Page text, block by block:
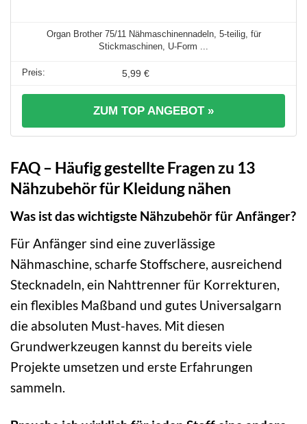
Organ Brother 75/11 Nähmaschinennadeln, 5-teilig, für
Stickmaschinen, U-Form ...
5,99 €
ZUM TOP ANGEBOT »
FAQ – Häufig gestellte Fragen zu 13
Nähzubehör für Kleidung nähen
Was ist das wichtigste Nähzubehör für Anfänger?
Für Anfänger sind eine zuverlässige
Nähmaschine, scharfe Stoffschere, ausreichend
Stecknadeln, ein Nahttrenner für Korrekturen,
ein flexibles Maßband und gutes Universalgarn
die absoluten Must-haves. Mit diesen
Grundwerkzeugen kannst du bereits viele
Projekte umsetzen und erste Erfahrungen
sammeln.